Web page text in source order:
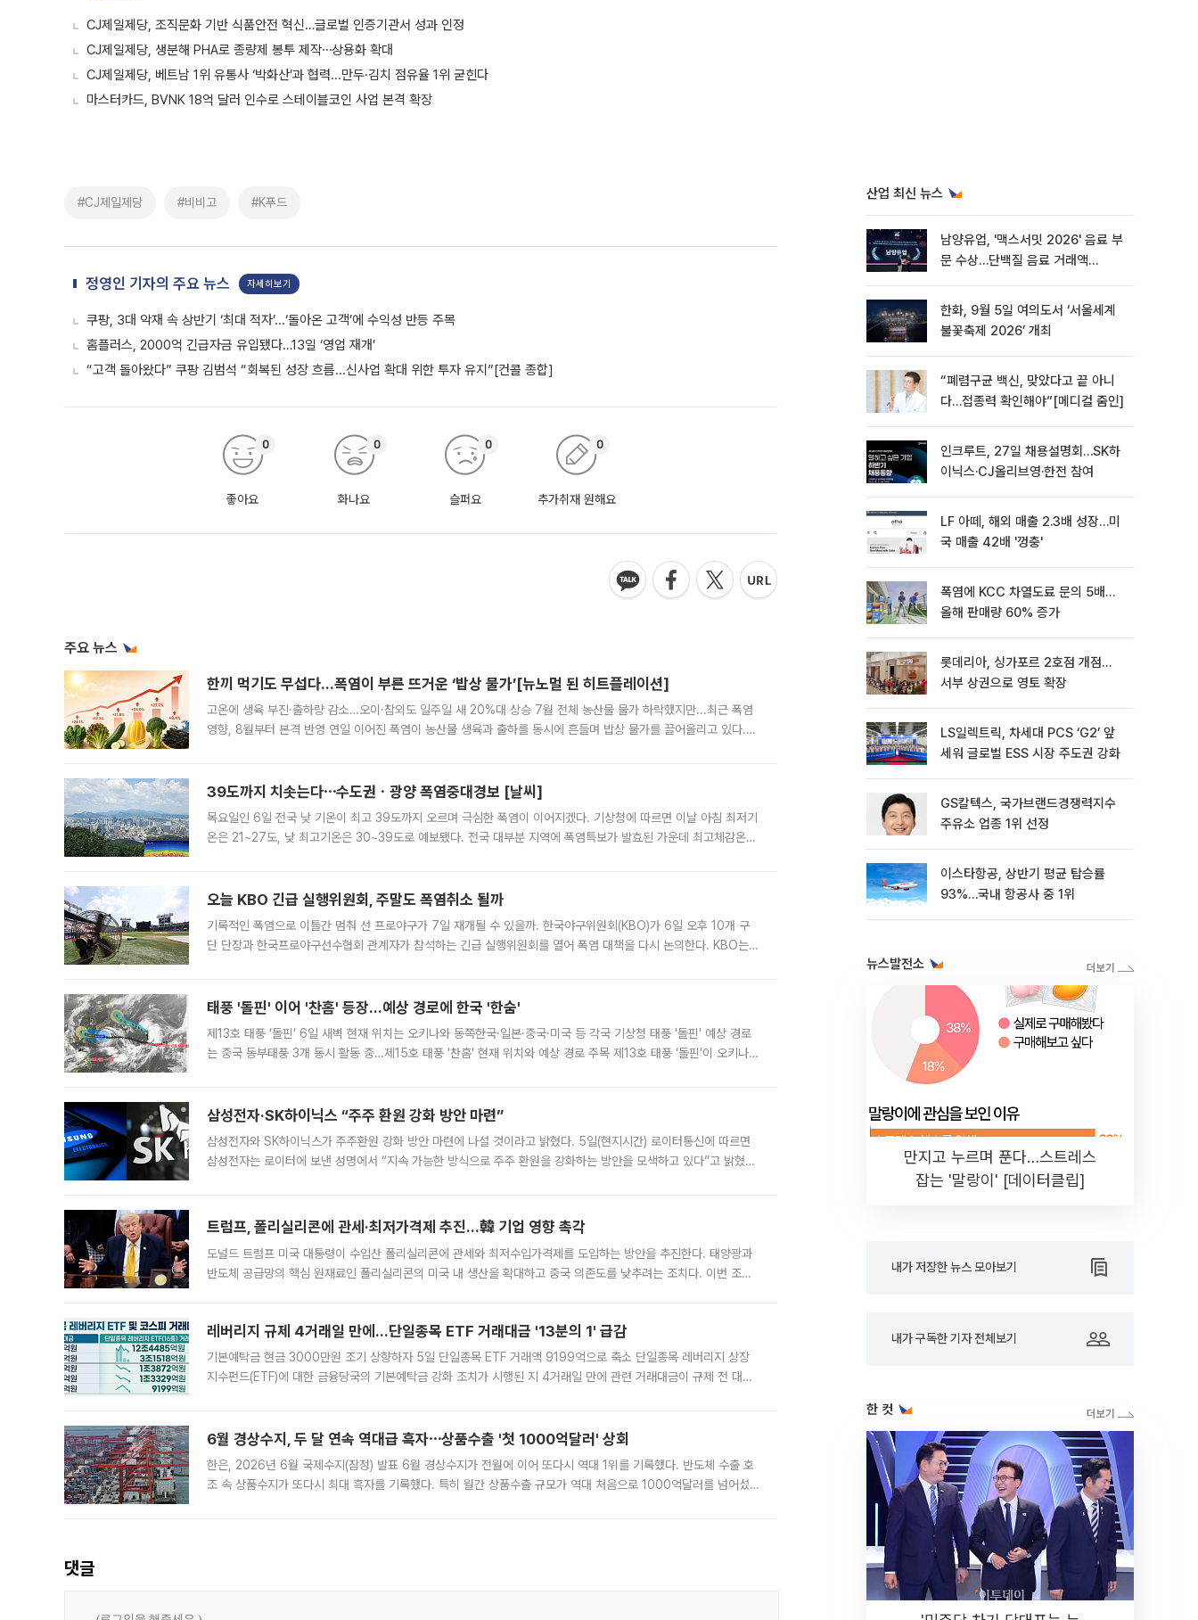
CJ제일제당, 조직문화 기반 식품안전 혁신…글로벌 인증기관서 성과 인정
CJ제일제당, 생분해 PHA로 종량제 봉투 제작⋯상용화 확대
CJ제일제당, 베트남 1위 유통사 ‘박화산’과 협력...만두·김치 점유율 1위 굳힌다
마스터카드, BVNK 18억 달러 인수로 스테이블코인 사업 본격 확장
#CJ제일제당 #비비고 #K푸드
정영인 기자의 주요 뉴스 자세히보기
쿠팡, 3대 악재 속 상반기 ‘최대 적자’...‘돌아온 고객’에 수익성 반등 주목
홈플러스, 2000억 긴급자금 유입됐다…13일 ‘영업 재개’
“고객 돌아왔다” 쿠팡 김범석 “회복된 성장 흐름...신사업 확대 위한 투자 유지”[컨콜 종합]
좋아요
0
화나요
0
슬퍼요
0
추가취재 원해요
0
주요 뉴스
한끼 먹기도 무섭다...폭염이 부른 뜨거운 ‘밥상 물가’[뉴노멀 된 히트플레이션]
고온에 생육 부진·출하량 감소…오이·참외도 일주일 새 20%대 상승 7월 전체 농산물 물가 하락했지만...최근 폭염
영향, 8월부터 본격 반영 연일 이어진 폭염이 농산물 생육과 출하를 동시에 흔들며 밥상 물가를 끌어올리고 있다.
39도까지 치솟는다⋯수도권ㆍ광양 폭염중대경보 [날씨]
목요일인 6일 전국 낮 기온이 최고 39도까지 오르며 극심한 폭염이 이어지겠다. 기상청에 따르면 이날 아침 최저기
온은 21~27도, 낮 최고기온은 30~39도로 예보됐다. 전국 대부분 지역에 폭염특보가 발효된 가운데 최고체감온도
오늘 KBO 긴급 실행위원회, 주말도 폭염취소 될까
기록적인 폭염으로 이틀간 멈춰 선 프로야구가 7일 재개될 수 있을까. 한국야구위원회(KBO)가 6일 오후 10개 구
단 단장과 한국프로야구선수협회 관계자가 참석하는 긴급 실행위원회를 열어 폭염 대책을 다시 논의한다. KBO는
태풍 '돌핀' 이어 '찬홈' 등장…예상 경로에 한국 '한숨'
제13호 태풍 ‘돌핀’ 6일 새벽 현재 위치는 오키나와 동쪽한국·일본·중국·미국 등 각국 기상청 태풍 '돌핀' 예상 경로
는 중국 동부태풍 3개 동시 활동 중…제15호 태풍 '찬홈' 현재 위치와 예상 경로 주목 제13호 태풍 ‘돌핀’이 오키나와
삼성전자·SK하이닉스 “주주 환원 강화 방안 마련”
삼성전자와 SK하이닉스가 주주환원 강화 방안 마련에 나설 것이라고 밝혔다. 5일(현지시간) 로이터통신에 따르면
삼성전자는 로이터에 보낸 성명에서 “지속 가능한 방식으로 주주 환원을 강화하는 방안을 모색하고 있다”고 밝혔다.
트럼프, 폴리실리콘에 관세·최저가격제 추진…韓 기업 영향 촉각
도널드 트럼프 미국 대통령이 수입산 폴리실리콘에 관세와 최저수입가격제를 도입하는 방안을 추진한다. 태양광과
반도체 공급망의 핵심 원재료인 폴리실리콘의 미국 내 생산을 확대하고 중국 의존도를 낮추려는 조치다. 이번 조처
레버리지 규제 4거래일 만에…단일종목 ETF 거래대금 '13분의 1' 급감
기본예탁금 현금 3000만원 조기 상향하자 5일 단일종목 ETF 거래액 9199억으로 축소 단일종목 레버리지 상장
지수펀드(ETF)에 대한 금융당국의 기본예탁금 강화 조치가 시행된 지 4거래일 만에 관련 거래대금이 규제 전 대비
6월 경상수지, 두 달 연속 역대급 흑자⋯상품수출 '첫 1000억달러' 상회
한은, 2026년 6월 국제수지(잠정) 발표 6월 경상수지가 전월에 이어 또다시 역대 1위를 기록했다. 반도체 수출 호
조 속 상품수지가 또다시 최대 흑자를 기록했다. 특히 월간 상품수출 규모가 역대 처음으로 1000억달러를 넘어섰
댓글
산업 최신 뉴스
남양유업, '맥스서밋 2026' 음료 부
문 수상…단백질 음료 거래액
한화, 9월 5일 여의도서 ‘서울세계
불꽃축제 2026’ 개최
“폐렴구균 백신, 맞았다고 끝 아니
다…접종력 확인해야”[메디컬 줌인]
인크루트, 27일 채용설명회…SK하
이닉스·CJ올리브영·한전 참여
LF 아떼, 해외 매출 2.3배 성장…미
국 매출 42배 '껑충'
폭염에 KCC 차열도료 문의 5배…
올해 판매량 60% 증가
롯데리아, 싱가포르 2호점 개점…
서부 상권으로 영토 확장
LS일렉트릭, 차세대 PCS ‘G2’ 앞
세워 글로벌 ESS 시장 주도권 강화
GS칼텍스, 국가브랜드경쟁력지수
주유소 업종 1위 선정
이스타항공, 상반기 평균 탑승률
93%…국내 항공사 중 1위
뉴스발전소
만지고 누르며 푼다…스트레스
잡는 '말랑이' [데이터클립]
내가 저장한 뉴스 모아보기
내가 구독한 기자 전체보기
한 컷